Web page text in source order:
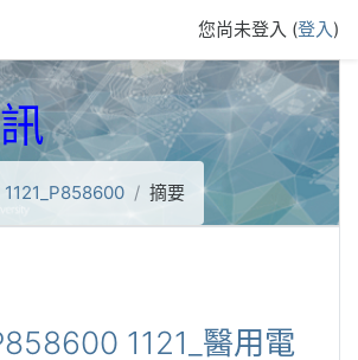
您尚未登入 (登入)
1121_P858600 摘要
1121_醫用電